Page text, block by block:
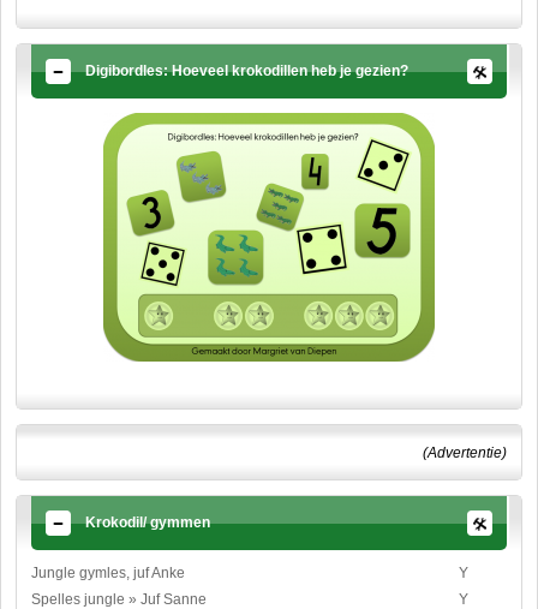
Digibordles: Hoeveel krokodillen heb je gezien?
(Advertentie)
Krokodil/ gymmen
Jungle gymles, juf Anke
Y
Spelles jungle » Juf Sanne
Y